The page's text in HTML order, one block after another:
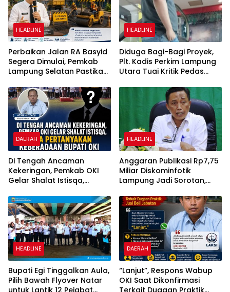
HEADLINE
Perbaikan Jalan RA Basyid
Segera Dimulai, Pemkab
Lampung Selatan Pastikan
Aman dan Nyaman
HEADLINE
Diduga Bagi-Bagi Proyek,
Plt. Kadis Perkim Lampung
Utara Tuai Kritik Pedas
DAERAH
Di Tengah Ancaman
Kekeringan, Pemkab OKI
Gelar Shalat Istisqa,
Keberadaan Bupati OKI
HEADLINE
Anggaran Publikasi Rp7,75
Miliar Diskominfotik
Lampung Jadi Sorotan,
Dana Dipertanyakan
HEADLINE
Bupati Egi Tinggalkan Aula,
Pilih Bawah Flyover Natar
untuk Lantik 12 Pejabat
DAERAH
“Lanjut”, Respons Wabup
OKI Saat Dikonfirmasi
Terkait Dugaan Praktik